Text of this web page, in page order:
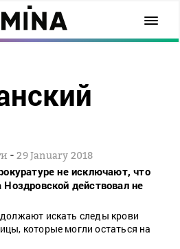
-29 January 2018
не исключают, что
Ноздровской действовал не
искать следы крови
которые могли остаться на